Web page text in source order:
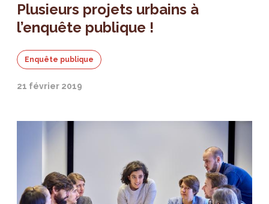
Plusieurs projets urbains à
l’enquête publique !
Enquête publique
21 février 2019